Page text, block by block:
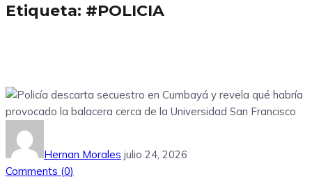
Etiqueta: #POLICIA
Hernan Morales julio 24, 2026
Comments (0)